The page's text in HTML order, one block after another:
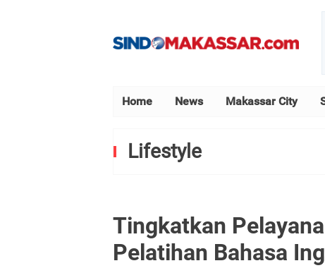
Home News Makassar City
Lifestyle
Tingkatkan
Pelatihan Bahasa